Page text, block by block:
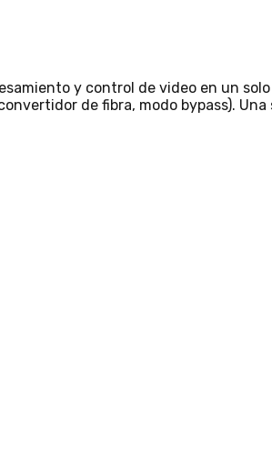
y control de video en un
de fibra, modo bypass).